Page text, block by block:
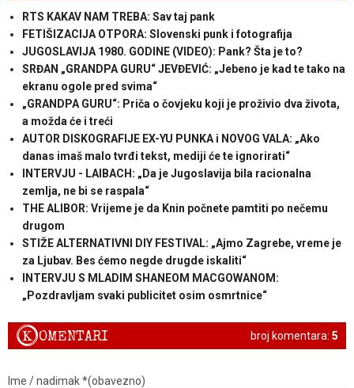
RTS KAKAV NAM TREBA: Sav taj pank
FETIŠIZACIJA OTPORA: Slovenski punk i fotografija
JUGOSLAVIJA 1980. GODINE (VIDEO): Pank? Šta je to?
SRĐAN „GRANDPA GURU“ JEVĐEVIĆ: „Jebeno je kad te tako na
ekranu ogole pred svima“
„GRANDPA GURU“: Priča o čovjeku koji je proživio dva života,
a možda će i treći
AUTOR DISKOGRAFIJE EX-YU PUNKA i NOVOG VALA: „Ako
danas imaš malo tvrđi tekst, mediji će te ignorirati“
INTERVJU - LAIBACH: „Da je Jugoslavija bila racionalna
zemlja, ne bi se raspala“
THE ALIBOR: Vrijeme je da Knin počnete pamtiti po nečemu
drugom
STIŽE ALTERNATIVNI DIY FESTIVAL: „Ajmo Zagrebe, vreme je
za Ljubav. Bes ćemo negde drugde iskaliti“
INTERVJU S MLADIM SHANEOM MACGOWANOM:
„Pozdravljam svaki publicitet osim osmrtnice“
broj komentara: 5
KOMENTARI
Ime / nadimak *(obavezno)